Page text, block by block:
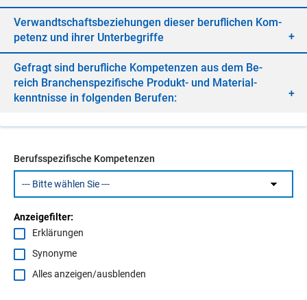
Ver­wandt­schafts­be­zie­hun­gen die­ser be­ruf­li­chen Kom­
pe­tenz und ih­rer Un­ter­be­grif­fe
Ge­fragt sind be­ruf­li­che Kom­pe­ten­zen aus dem Be­
reich Bran­chen­spe­zi­fi­sche Pro­dukt- und Ma­te­ri­al­
kennt­nis­se in fol­gen­den Be­ru­fen:
Berufsspezifische Kompetenzen
Anzeigefilter:
Erklärungen
Synonyme
Alles anzeigen/ausblenden